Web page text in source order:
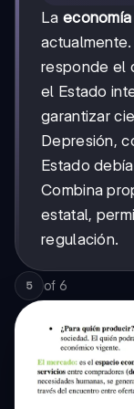
La
responde el
el Estado
garantizar
Depresión,
Estado
Combina
estatal,
regulación.
5 of 6